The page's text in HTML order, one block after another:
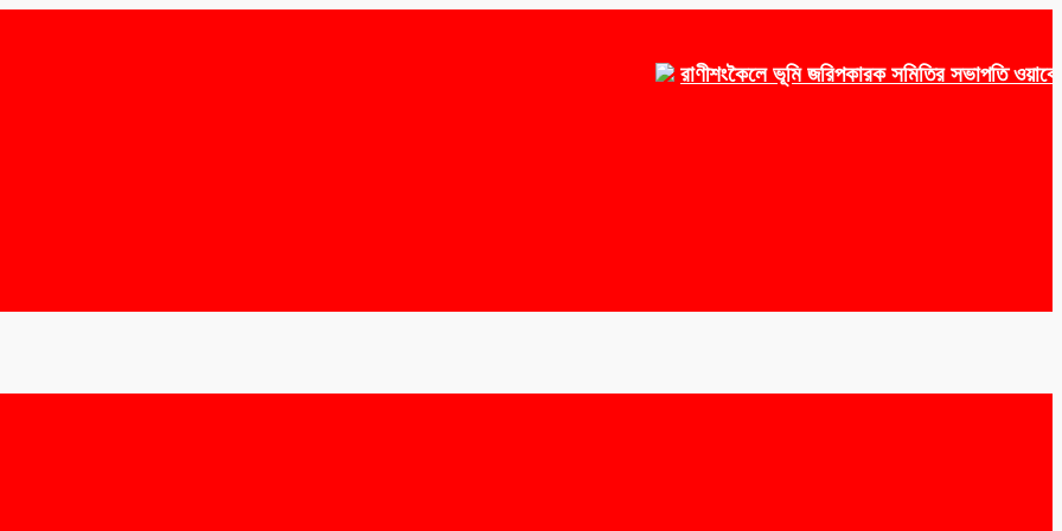
রাণীশংকৈলে ভূমি জরিপকারক সমিতির সভাপতি ওয়াকেয়া,